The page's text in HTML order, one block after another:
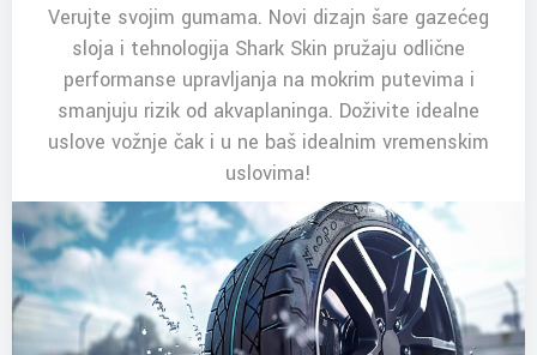
Verujte svojim gumama. Novi dizajn šare gazećeg
sloja i tehnologija Shark Skin pružaju odlične
performanse upravljanja na mokrim putevima i
smanjuju rizik od akvaplaninga. Doživite idealne
uslove vožnje čak i u ne baš idealnim vremenskim
uslovima!